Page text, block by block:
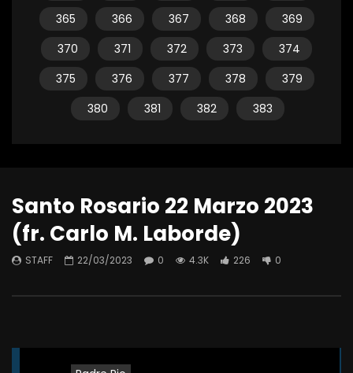
365 366 367 368
369
370
371 372 373
374
375
376 377 378
379
380
381 382 383
Santo Rosario 22 Marzo 2023
(fr. Carlo M. Laborde)
STAFF 22/03/2023 0 4.3K 226 0